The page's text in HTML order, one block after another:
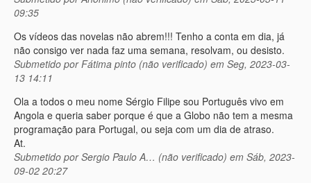
09:35
Os vídeos das novelas não abrem!!! Tenho a conta em dia, já
não consigo ver nada faz uma semana, resolvam, ou desisto.
Submetido porFátima pinto (não verificado) em Seg, 2023-03-
13 14:11
Ola a todos o meu nome Sérgio Filipe sou Português vivo em
Angola e queria saber porque é que a Globo não tem a mesma
programação para Portugal, ou seja com um dia de atraso.
At.
Submetido porSergio Paulo A… (não verificado) em Sáb, 2023-
09-02 20:27